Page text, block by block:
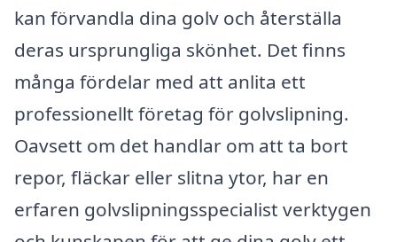
kan förvandla dina golv och återställa
deras ursprungliga skönhet. Det finns
många fördelar med att anlita ett
professionellt företag för golvslipning.
Oavsett om det handlar om att ta bort
repor, fläckar eller slitna ytor, har en
erfaren golvslipningsspecialist verktygen